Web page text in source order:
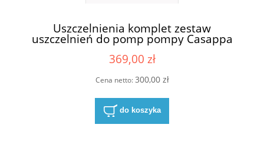
Uszczelnienia komplet zestaw
uszczelnień do pomp pompy Casappa
KP20 S/D
369,00 zł
Cena netto:300,00 zł
do koszyka